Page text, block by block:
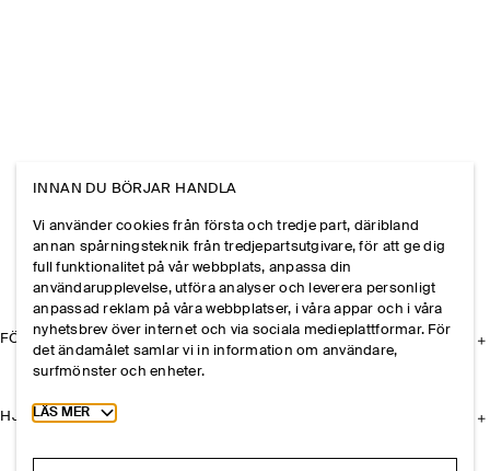
FÖRETAGET
HJÄLP
INNAN DU BÖRJAR HANDLA
Vi använder cookies från första och tredje part, däribland
annan spårningsteknik från tredjepartsutgivare, för att ge dig
full funktionalitet på vår webbplats, anpassa din
användarupplevelse, utföra analyser och leverera personligt
anpassad reklam på våra webbplatser, i våra appar och i våra
nyhetsbrev över internet och via sociala medieplattformar. För
det ändamålet samlar vi in information om användare,
surfmönster och enheter.
Toggle more cookie information
LÄS MER